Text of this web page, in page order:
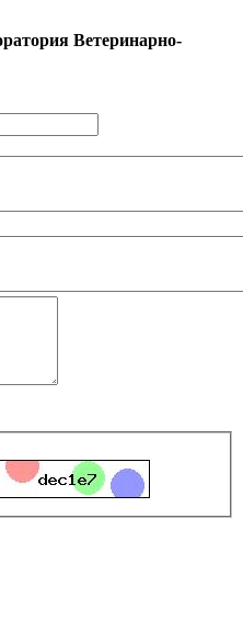
Ветеринарно-